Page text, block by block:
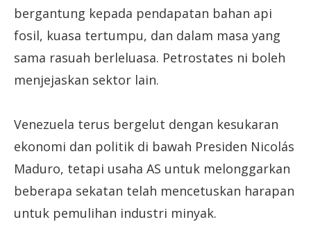
bergantung kepada pendapatan bahan api
fosil, kuasa tertumpu, dan dalam masa yang
sama rasuah berleluasa. Petrostates ni boleh
menjejaskan sektor lain.
Venezuela terus bergelut dengan kesukaran
ekonomi dan politik di bawah Presiden Nicolás
Maduro, tetapi usaha AS untuk melonggarkan
beberapa sekatan telah mencetuskan harapan
untuk pemulihan industri minyak.